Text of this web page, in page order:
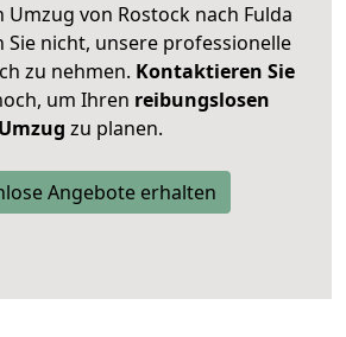
Umzug von Rostock nach Fulda
Sie nicht, unsere professionelle
zu nehmen. Kontaktieren Sie
um Ihren reibungslosen
Umzug zu planen.
Angebote erhalten